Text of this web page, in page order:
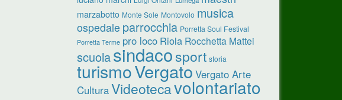
marzabotto Monte Sole Montovolo musica
ospedale parrocchia Porretta Soul Festival
Porretta Terme pro loco Riola Rocchetta Mattei
scuolasindacosport storia
turismoVergato Vergato Arte
CulturaVideotecavolontariato